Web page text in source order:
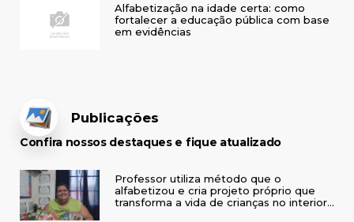
Alfabetização na idade certa: como
fortalecer a educação pública com base
em evidências
Publicações
Confira nossos destaques e fique atualizado
Professor utiliza método que o
alfabetizou e cria projeto próprio que
transforma a vida de crianças no interior